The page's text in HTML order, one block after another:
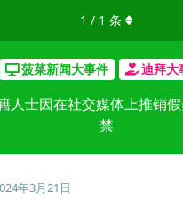
菠菜新闻大事件 迪拜大
人士因在社交媒体上推销
禁
1 / 1 条
年3月21日